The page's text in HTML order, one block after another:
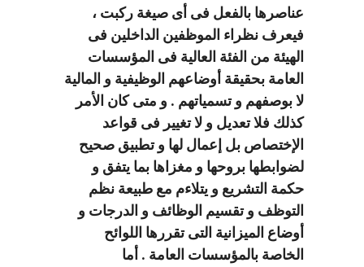
عناصرها بالفعل فى أى صيغة ركبت ،
فيعرف نظراء الموظفين الداخلين فى
الهيئة من الفئة العالية فى المؤسسات
العامة بحقيقة أوضاعهم الوظيفية و المالية
لا بوصفهم و تسمياتهم . و متى كان الأمر
كذلك فلا تعديل و لا تغيير فى قواعد
الإختصاص بل إعمال لها و تطبيق صحيح
لضوابطها بروحها و مغزاها بما يتفق و
حكمة التشريع و يتلاءم مع طبيعة نظم
التوظف و تقسيم الوظائف و الدرجات و
أوضاع الميزانية التى تقررها اللوائح
الخاصة بالمؤسسات العامة . أما